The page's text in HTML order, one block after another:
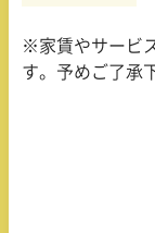
※家賃やサービ
す。予めご了承